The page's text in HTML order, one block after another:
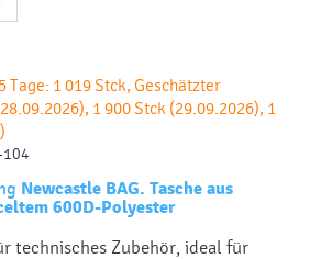
Tage: 1 019 Stck, Geschätzter
1 900 Stck (29.09.2026), 1
Newcastle BAG. Tasche aus
600D-Polyester
technisches Zubehör, ideal für